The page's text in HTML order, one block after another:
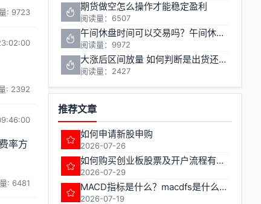
: 9723
: 2392
率方
: 6481
期货做空怎么操作才能稳定盈利
阅读量：6507
午间休盘时间可以交易吗？午间休盘对股票期货投资有什么影响
阅读量：9972
大涨后区间放量 如何判断是出货还是洗盘
阅读量：2427
推荐文章
如何申请新股申购
2026-07-26
如何购买创业板股票及开户流程有哪些注意事项
2026-07-29
MACD指标是什么？macdfs是什么意思
2026-07-19